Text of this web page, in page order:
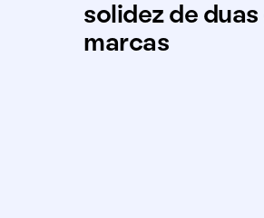
solidez de
marcas